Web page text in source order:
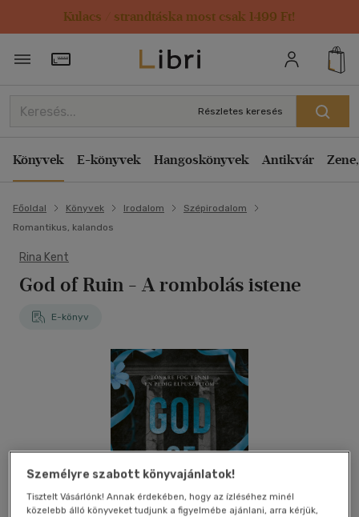
Kulacs / strandtáska most csak 1499 Ft!
Törzsvásárlói Kártya adatai
Részletes keresés
Könyvek E-könyvek Hangoskönyvek Antikvár
Főoldal Könyvek Irodalom
Szépirodalom
Romantikus, kalandos
Rina Kent
God of Ruin - A rombolás istene
E-könyv
Személyre szabott könyvajánlatok!
Tisztelt Vásárlónk! Annak érdekében, hogy az ízléséhez minél
közelebb álló könyveket tudjunk a figyelmébe ajánlani, arra kérjük,